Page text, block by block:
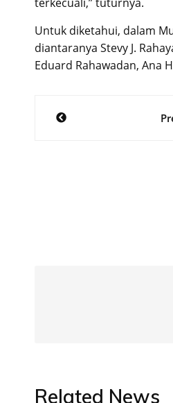
Untuk diketahui, dalam
diantaranya Stevy J.
Eduard Rahawadan, Ana
Post
Related News